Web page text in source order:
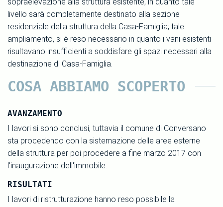
livello sarà completamente destinato alla sezione
residenziale della struttura della Casa-Famiglia; tale
ampliamento, si è reso necessario in quanto i vani esistenti
risultavano insufficienti a soddisfare gli spazi necessari alla
destinazione di Casa-Famiglia.
COSA ABBIAMO SCOPERTO
AVANZAMENTO
I lavori si sono conclusi, tuttavia il comune di Conversano
sta procedendo con la sistemazione delle aree esterne
della struttura per poi procedere a fine marzo 2017 con
l'inaugurazione dell'immobile.
RISULTATI
I lavori di ristrutturazione hanno reso possibile la